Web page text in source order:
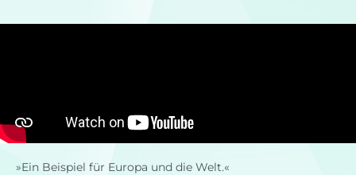
»Ein Beispiel für Europa und die Welt.«